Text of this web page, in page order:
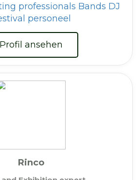
professionals Bands DJ
personeel
Profil ansehen
Rinco